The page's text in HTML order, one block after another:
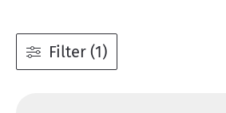
Filter (1)